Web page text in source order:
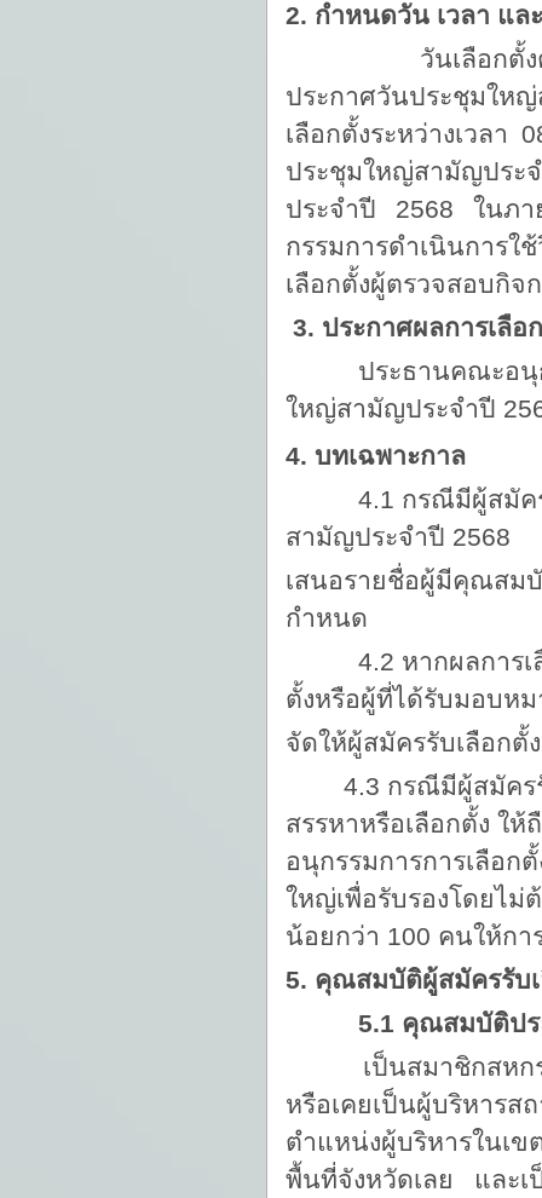
2. กำหนดวัน เวลา แล
วันเลือกตั้งตรงกั
ประกาศวันประชุมให
เลือกตั้งระหว่างเวล
ประชุมใหญ่สามัญประ
ประจำปี 2568 ในภา
กรรมการดำเนินการ
เลือกตั้งผู้ตรวจสอบกิจ
3. ประกาศผลการเลือ
ประธานคณะอนุกรร
ใหญ่สามัญประจำปี
4. บทเฉพาะกาล
4.1 กรณีมีผู้สมัครรั
สามัญประจำปี 2568
เสนอรายชื่อผู้มีคุณสม
กำหนด
4.2 หากผลการเลือ
ตั้งหรือผู้ที่ได้รับมอบห
จัดให้ผู้สมัครรับเลือกตั้
4.3 กรณีมีผู้สมัคร
สรรหาหรือเลือกตั้ง ใ
อนุกรรมการการเลือก
ใหญ่เพื่อรับรองโดยไม่
น้อยกว่า 100 คนให้กา
5. คุณสมบัติผู้สมัครรับ
5.1 คุณสมบัติประ
เป็นสมาชิกสหกรณ์
หรือเคยเป็นผู้บริหา
ตำแหน่งผู้บริหารในเ
พื้นที่จังหวัดเลย และ